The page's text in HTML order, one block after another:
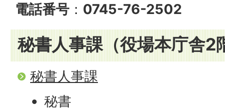
電話番号 ： 0745-76-2502
秘書人事課（役場本庁舎2
秘書人事課
秘書